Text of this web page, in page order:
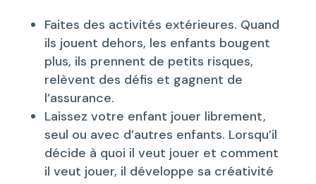
Faites des activités extérieures. Quand
ils jouent dehors, les enfants bougent
plus, ils prennent de petits risques,
relèvent des défis et gagnent de
l’assurance.
Laissez votre enfant jouer librement,
seul ou avec d’autres enfants. Lorsqu’il
décide à quoi il veut jouer et comment
il veut jouer, il développe sa créativité